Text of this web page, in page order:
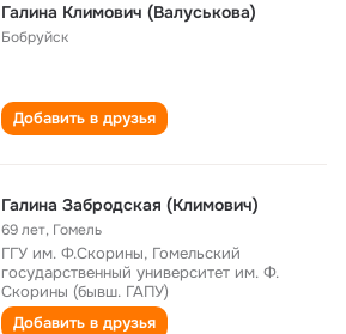
Галина Климович (Валуськова)
Бобруйск
Добавить в друзья
Галина Забродская (Климович)
69 лет, Гомель
ГГУ им. Ф.Скорины, Гомельский
государственный университет им. Ф.
Скорины (бывш. ГАПУ)
Добавить в друзья